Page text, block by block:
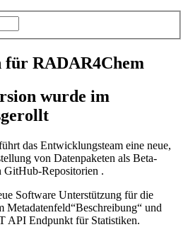
für RADAR4Chem
wurde im
das Entwicklungsteam eine neue,
von Datenpaketen als Beta-
GitHub-Repositorien .
Software Unterstützung für die
und
API Endpunkt für Statistiken.